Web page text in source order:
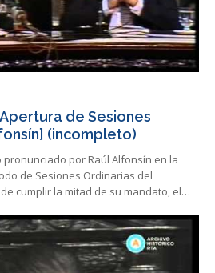
de Sesiones
(incompleto)
por Raúl Alfonsín en la
de Sesiones Ordinarias del
cumplir la mitad de su mandato, el…